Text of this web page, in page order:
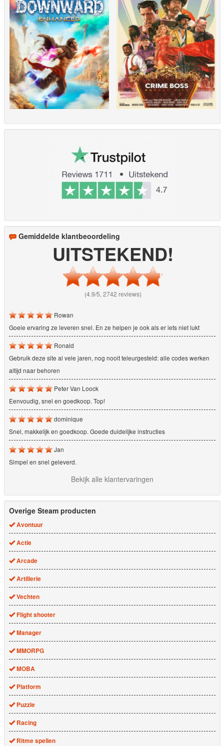
Gemiddelde klantbeoordeling
UITSTEKEND!
(4.9/5, 2742 reviews)
Rowan
Goeie ervaring ze leveren snel. En ze helpen je ook als er iets niet lukt
Ronald
Gebruik deze site al vele jaren, nog nooit teleurgesteld: alle codes werken
altijd naar behoren
Peter Van Loock
Eenvoudig, snel en goedkoop. Top!
dominique
Snel, makkelijk en goedkoop. Goede duidelijke instructies
Jan
Simpel en snel geleverd.
Bekijk alle klantervaringen
Overige Steam producten
Avontuur
Actie
Arcade
Artillerie
Vechten
Flight shooter
Manager
MMORPG
MOBA
Platform
Puzzle
Racing
Ritme spellen